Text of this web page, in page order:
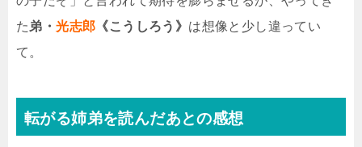
た 弟・光志郎 《こうしろう》 は想像と少し違ってい
て。
転がる姉弟を読んだあとの感想